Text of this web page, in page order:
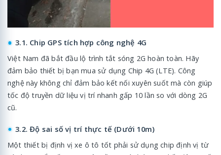
3.1. Chip GPS tích hợp công nghệ 4G
Việt Nam đã bắt đầu lộ trình tắt sóng 2G hoàn toàn. Hãy
đảm bảo thiết bị bạn mua sử dụng Chip 4G (LTE). Công
nghệ này không chỉ đảm bảo kết nối xuyên suốt mà còn giúp
tốc độ truyền dữ liệu vị trí nhanh gấp 10 lần so với dòng 2G
cũ.
3.2. Độ sai số vị trí thực tế (Dưới 10m)
Một thiết bị định vị xe ô tô tốt phải sử dụng chip định vị từ